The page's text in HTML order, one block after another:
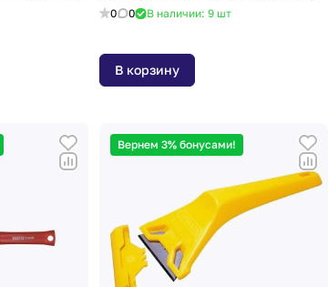
0 0 В наличии: 9 шт
В корзину
Вернем 3% бонусами!